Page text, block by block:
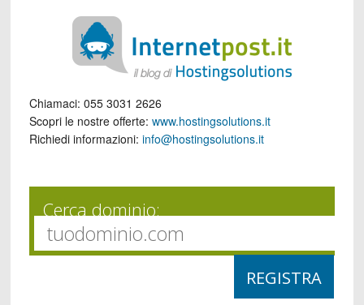
Chiamaci: 055 3031 2626
Scopri le nostre offerte: www.hostingsolutions.it
Richiedi informazioni: info@hostingsolutions.it
Cerca dominio: